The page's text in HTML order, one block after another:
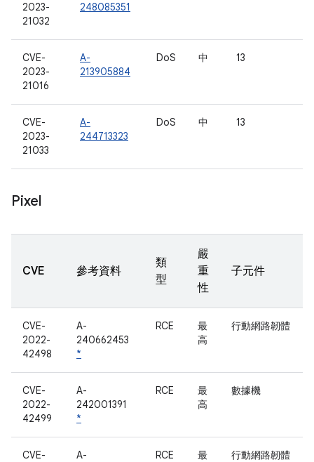
2023-
21032
248085351
CVE-
2023-
21016
A-
213905884
DoS 中 13
CVE-
2023-
21033
A-
244713323
DoS 中 13
Pixel
CVE 參考資料
類
型
嚴
重
性
子元件
CVE-
2022-
42498
A-
240662453
*
RCE
最
高
行動網路韌體
CVE-
2022-
42499
A-
242001391
*
RCE
最
高
數據機
CVE-
A-
RCE
最
行動網路韌體